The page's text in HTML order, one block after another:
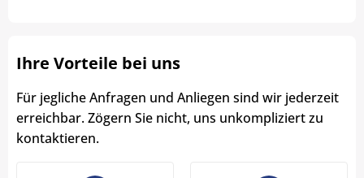
Ihre Vorteile bei uns
Für jegliche Anfragen und Anliegen sind wir jederzeit
erreichbar. Zögern Sie nicht, uns unkompliziert zu
kontaktieren.